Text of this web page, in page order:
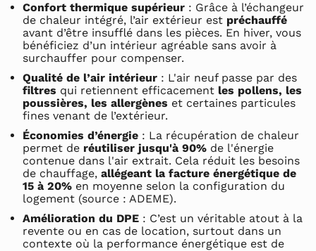
Confort thermique supérieur : Grâce à l’échangeur
de chaleur intégré, l’air extérieur est préchauffé
avant d’être insufflé dans les pièces. En hiver, vous
bénéficiez d’un intérieur agréable sans avoir à
surchauffer pour compenser.
Qualité de l’air intérieur : L'air neuf passe par des
filtres qui retiennent efficacement les pollens, les
poussières, les allergènes et certaines particules
fines venant de l’extérieur.
Économies d’énergie : La récupération de chaleur
permet de réutiliser jusqu'à 90% de l'énergie
contenue dans l'air extrait. Cela réduit les besoins
de chauffage, allégeant la facture énergétique de
15 à 20% en moyenne selon la configuration du
logement (source : ADEME).
Amélioration du DPE : C’est un véritable atout à la
revente ou en cas de location, surtout dans un
contexte où la performance énergétique est de